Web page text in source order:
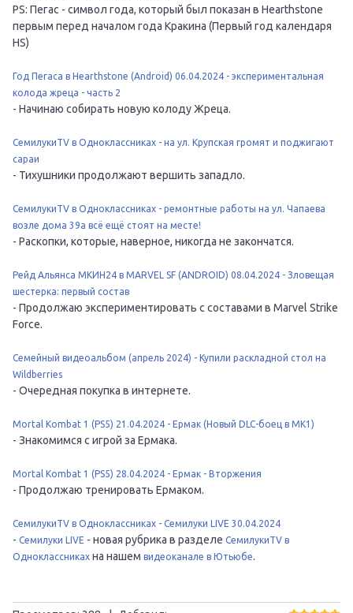
PS: Пегас - символ года, который был показан в Hearthstone
первым перед началом года Кракина (Первый год календаря
HS)
Год Пегаса в Hearthstone (Android) 06.04.2024 - экспериментальная
колода жреца - часть 2
- Начинаю собирать новую колоду Жреца.
СемилукиTV в Одноклассниках - на ул. Крупская громят и поджигают
сараи
- Тихушники продолжают вершить западло.
СемилукиTV в Одноклассниках - ремонтные работы на ул. Чапаева
возле дома 39а всё ещё стоят на месте!
- Раскопки, которые, наверное, никогда не закончатся.
Рейд Альянса МКИН24 в MARVEL SF (ANDROID) 08.04.2024 - Зловещая
шестерка: первый состав
- Продолжаю экспериментировать с составами в Marvel Strike
Force.
Семейный видеоальбом (апрель 2024) - Купили раскладной стол на
Wildberries
- Очередная покупка в интернете.
Mortal Kombat 1 (PS5) 21.04.2024 - Ермак (Новый DLC-боец в MK1)
- Знакомимся с игрой за Ермака.
Mortal Kombat 1 (PS5) 28.04.2024 - Ермак - Вторжения
- Продолжаю тренировать Ермаком.
СемилукиTV в Одноклассниках - Семилуки LIVE 30.04.2024
- Семилуки LIVE - новая рубрика в разделе СемилукиTV в
Одноклассниках на нашем видеоканале в Ютьюбе.